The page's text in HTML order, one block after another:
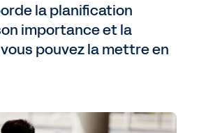
la planification
importance et la
pouvez la mettre en